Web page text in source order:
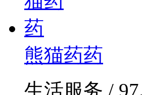
熊猫药药
生活服务 /